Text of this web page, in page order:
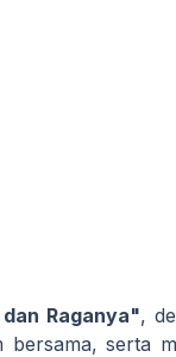
Raganya",
bersama, serta